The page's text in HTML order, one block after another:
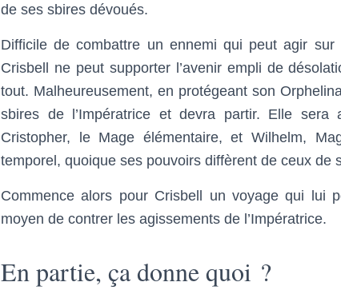
de ses sbires dévoués.
Difficile de combattre un ennemi qui peut agir
Crisbell ne peut supporter l’avenir empli de
tout. Malheureusement, en protégeant son
sbires de l’Impératrice et devra partir. Elle
Cristopher, le Mage élémentaire, et Wilhelm,
temporel, quoique ses pouvoirs diffèrent de ceux de
Commence alors pour Crisbell un voyage qui lui
moyen de contrer les agissements de l’Impératrice.
En partie, ça donne quoi ?